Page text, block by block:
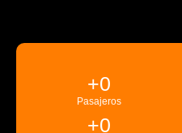
Pasajeros
+0
+0